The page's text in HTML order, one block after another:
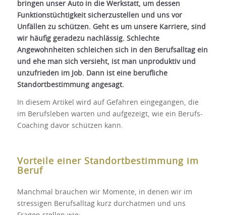
bringen unser Auto in die Werkstatt, um dessen
Funktionstüchtigkeit sicherzustellen und uns vor
Unfällen zu schützen. Geht es um unsere Karriere, sind
wir häufig geradezu nachlässig. Schlechte
Angewohnheiten schleichen sich in den Berufsalltag ein
und ehe man sich versieht, ist man unproduktiv und
unzufrieden im Job. Dann ist eine berufliche
Standortbestimmung angesagt.
In diesem Artikel wird auf Gefahren eingegangen, die
im Berufsleben warten und aufgezeigt, wie ein Berufs-
Coaching davor schützen kann.
Vorteile einer Standortbestimmung im
Beruf
Manchmal brauchen wir Momente, in denen wir im
stressigen Berufsalltag kurz durchatmen und uns